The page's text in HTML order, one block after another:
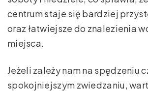
centrum staje się bardziej
oraz łatwiejsze do znalezienia
miejsca.
Jeżeli zależy nam na spędzeniu
spokojniejszym zwiedzaniu,